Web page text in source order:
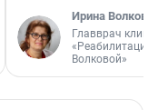
Ирина Волкова
Главврач
«Реабилитация
Волковой»